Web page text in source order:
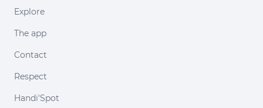
Explore
The app
Contact
Respect
Handi'Spot